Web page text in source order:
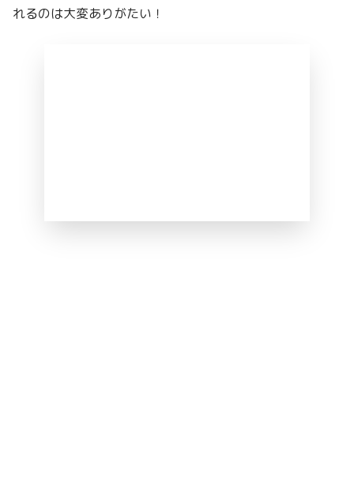
れるのは大変ありがたい！